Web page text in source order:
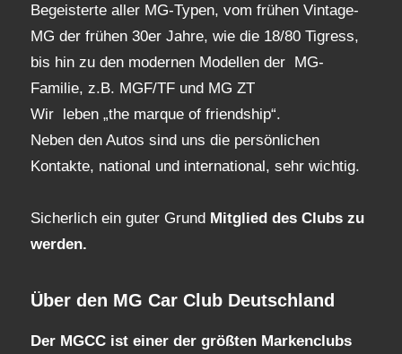
Begeisterte aller MG-Typen, vom frühen Vintage-
MG der frühen 30er Jahre, wie die 18/80 Tigress,
bis hin zu den modernen Modellen der MG-
Familie, z.B. MGF/TF und MG ZT
Wir leben „the marque of friendship“.
Neben den Autos sind uns die persönlichen
Kontakte, national und international, sehr wichtig.
Sicherlich ein guter Grund Mitglied des Clubs zu
werden.
Über den MG Car Club Deutschland
Der MGCC ist einer der größten Markenclubs